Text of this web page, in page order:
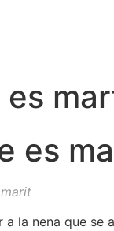
es
es
a la nena que